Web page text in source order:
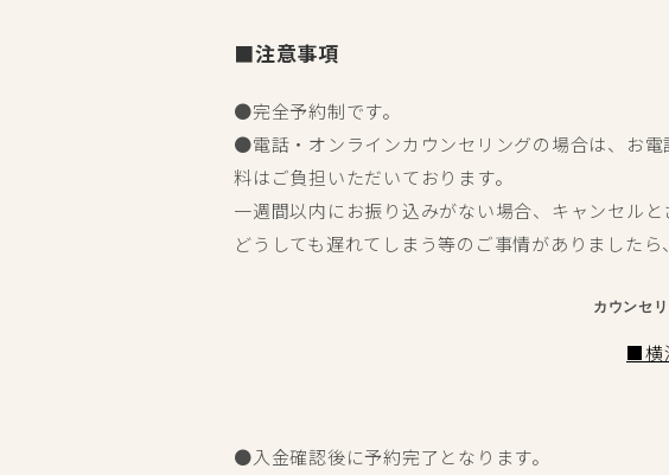
■注意事項
●完全予約制です。
●電話・オンラインカウンセリングの場合は、お
料はご負担いただいております。
一週間以内にお振り込みがない場合、キャンセルと
どうしても遅れてしまう等のご事情がありましたら
カウンセ
■横
●入金確認後に予約完了となります。